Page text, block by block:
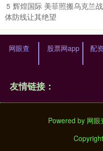
5 辉煌国际 美菲照搬乌克兰
体防线让其绝望
网眼查 股票网app 配
友情链接：
Powered by 网眼
Copyright